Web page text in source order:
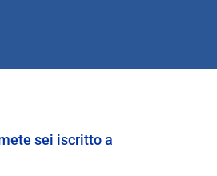
sei iscritto a